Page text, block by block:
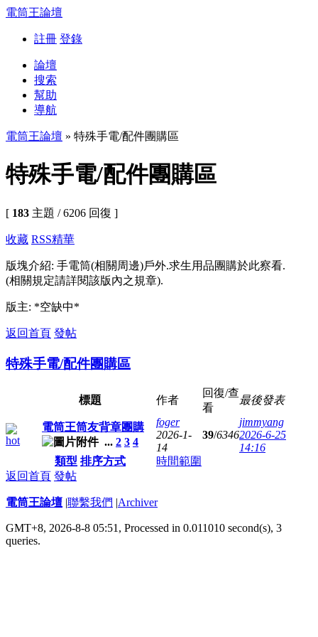
電筒王論壇
註冊 登錄
論壇
搜索
幫助
導航
電筒王論壇 » 特殊手電/配件團購區
特殊手電/配件團購區
[ 183 主題 / 6206 回復 ]
收藏 RSS精華
版塊介紹: 手電筒(相關周邊)戶外.求生用品團購於此察看.
(相關規定請詳閱該版內之規章).
版主: *空缺中*
返回首頁 發帖
特殊手電/配件團購區
標題 作者
回復/查
看
最後發表
電筒王筒友背章團購
... 2 3 4
foger
2026-1-
14
39/6346
jimmyang
2026-6-25
14:16
類型 排序方式
時間範圍
返回首頁 發帖
電筒王論壇 |聯繫我們 |Archiver
GMT+8, 2026-8-8 05:51, Processed in 0.011010 second(s), 3
queries.